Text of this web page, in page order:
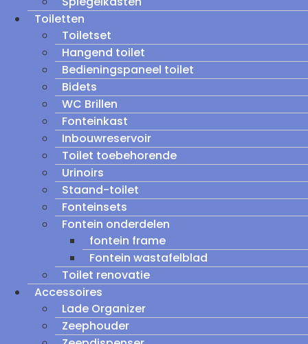
Toiletten
Toiletset
Hangend toilet
Bedieningspaneel toilet
Bidets
WC Brillen
Fonteinkast
Inbouwreservoir
Toilet toebehorende
Urinoirs
Staand-toilet
Fonteinsets
Fontein onderdelen
fontein frame
Fontein wastafelblad
Toilet renovatie
Accessoires
Lade Organizer
Zeephouder